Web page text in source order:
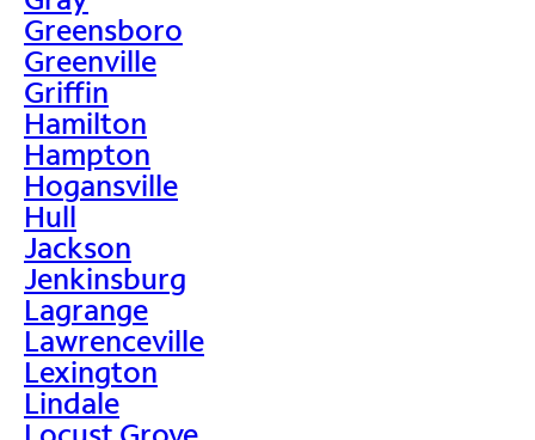
Greensboro
Greenville
Griffin
Hamilton
Hampton
Hogansville
Hull
Jackson
Jenkinsburg
Lagrange
Lawrenceville
Lexington
Lindale